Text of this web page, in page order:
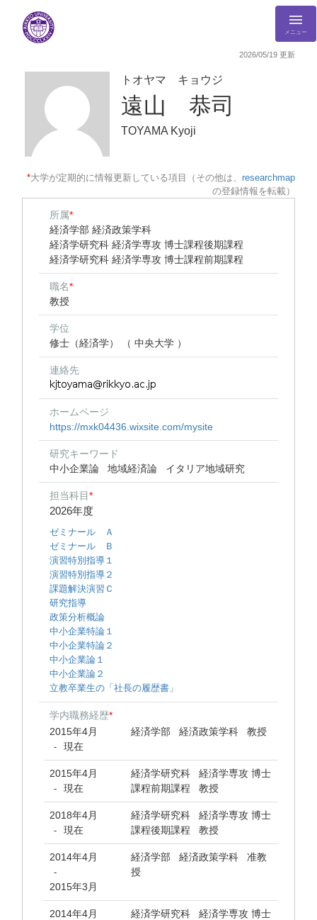
メニュー
2026/05/19 更新
トオヤマ キョウジ
遠山 恭司
TOYAMA Kyoji
*大学が定期的に情報更新している項目（その他は、 researchmap
の登録情報を転載）
所属*
経済学部 経済政策学科
経済学研究科 経済学専攻 博士課程後期課程
経済学研究科 経済学専攻 博士課程前期課程
職名*
教授
学位
修士（経済学） （ 中央大学 ）
連絡先
ホームページ
https://mxk04436.wixsite.com/mysite
研究キーワード
中小企業論
地域経済論 イタリア地域研究
担当科目*
2026年度
ゼミナール Ａ
ゼミナール Ｂ
演習特別指導１
演習特別指導２
課題解決演習Ｃ
研究指導
政策分析概論
中小企業特論１
中小企業特論２
中小企業論１
中小企業論２
立教卒業生の「社長の履歴書」
学内職務経歴*
2015年4月
- 現在
経済学部 経済政策学科 教授
2015年4月
- 現在
経済学研究科 経済学専攻 博士
課程前期課程 教授
2018年4月
- 現在
経済学研究科 経済学専攻 博士
課程後期課程 教授
2014年4月
-
2015年3月
経済学部 経済政策学科 准教
授
2014年4月
経済学研究科 経済学専攻 博士